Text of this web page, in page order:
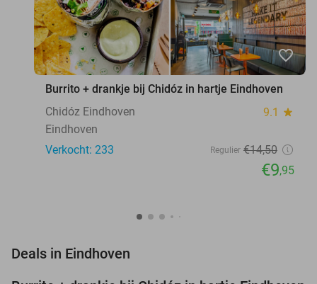
favorite_border
Burrito + drankje bij Chidóz in hartje Eindhoven
Chidóz Eindhoven
9.1 star
Eindhoven
Verkocht: 233
Regulier €14,50
€9,95
Deals in Eindhoven